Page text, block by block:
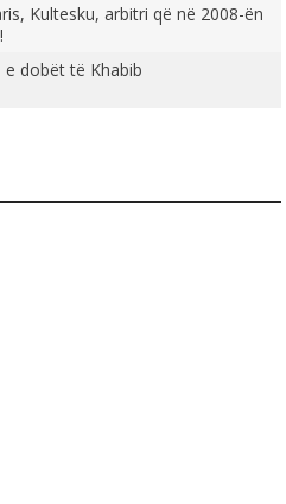
Kultesku, arbitri që në 2008-ën
e dobët të Khabib